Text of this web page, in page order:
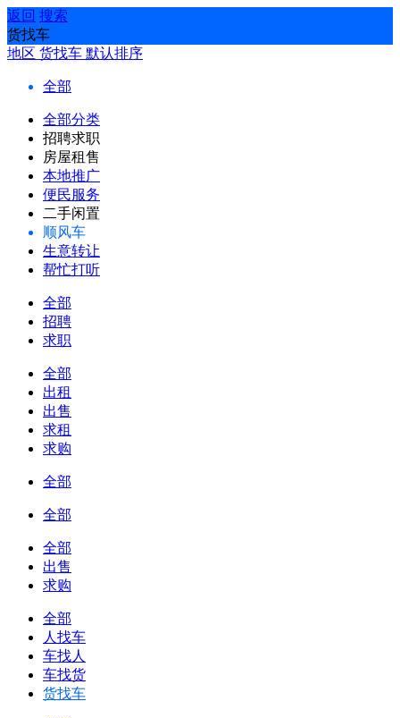
返回 搜索
货找车
地区 货找车 默认排序
全部
全部分类
招聘求职
房屋租售
本地推广
便民服务
二手闲置
顺风车
生意转让
帮忙打听
全部
招聘
求职
全部
出租
出售
求租
求购
全部
全部
全部
出售
求购
全部
人找车
车找人
车找货
货找车